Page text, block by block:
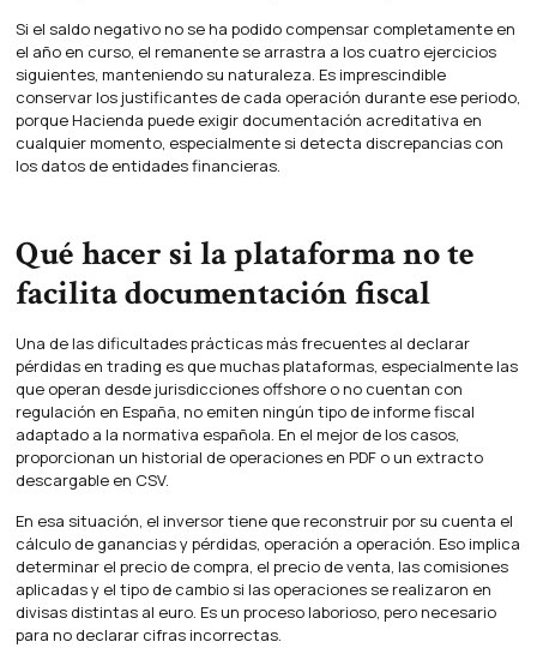
Si el saldo negativo no se ha podido compensar completamente en
el año en curso, el remanente se arrastra a los cuatro ejercicios
siguientes, manteniendo su naturaleza. Es imprescindible
conservar los justificantes de cada operación durante ese periodo,
porque Hacienda puede exigir documentación acreditativa en
cualquier momento, especialmente si detecta discrepancias con
los datos de entidades financieras.
Qué hacer si la plataforma no te
facilita documentación fiscal
Una de las dificultades prácticas más frecuentes al declarar
pérdidas en trading es que muchas plataformas, especialmente las
que operan desde jurisdicciones offshore o no cuentan con
regulación en España, no emiten ningún tipo de informe fiscal
adaptado a la normativa española. En el mejor de los casos,
proporcionan un historial de operaciones en PDF o un extracto
descargable en CSV.
En esa situación, el inversor tiene que reconstruir por su cuenta el
cálculo de ganancias y pérdidas, operación a operación. Eso implica
determinar el precio de compra, el precio de venta, las comisiones
aplicadas y el tipo de cambio si las operaciones se realizaron en
divisas distintas al euro. Es un proceso laborioso, pero necesario
para no declarar cifras incorrectas.